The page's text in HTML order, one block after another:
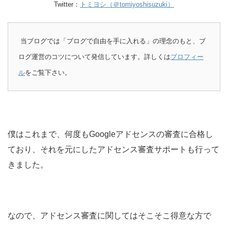
Twitter： トミヨシ（＠tomiyoshisuzuki）
当ブログでは「ブログで自由を手に入れる」の理念のもと、ブ
ログ運営のコツについて発信しています。詳しくはプロフィー
ルをご覧下さい。
僕はこれまで、何度もGoogleアドセンスの審査に合格し
ており、それを元にしたアドセンス審査サポートも行って
きました。
なので、アドセンス審査に関してはそこそこ得意な方で